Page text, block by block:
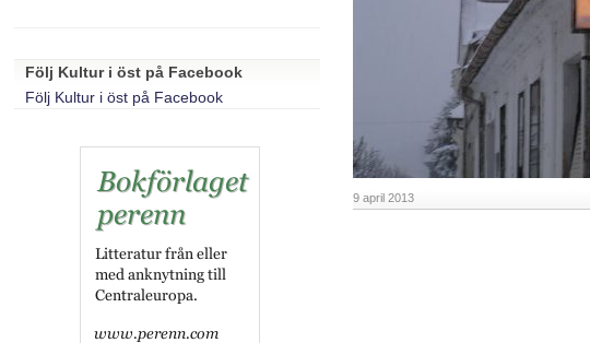
9 april 2013
Följ Kultur i öst på Facebook
Följ Kultur i öst på Facebook